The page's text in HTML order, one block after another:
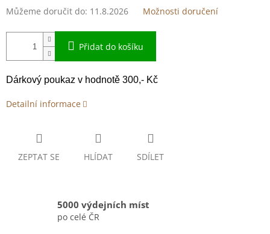
Můžeme doručit do: 11.8.2026 Možnosti doručení
Přidat do košíku
Dárkový poukaz v hodnotě 300,- Kč
Detailní informace
ZEPTAT SE HLÍDAT SDÍLET
5000 výdejních míst
po celé ČR